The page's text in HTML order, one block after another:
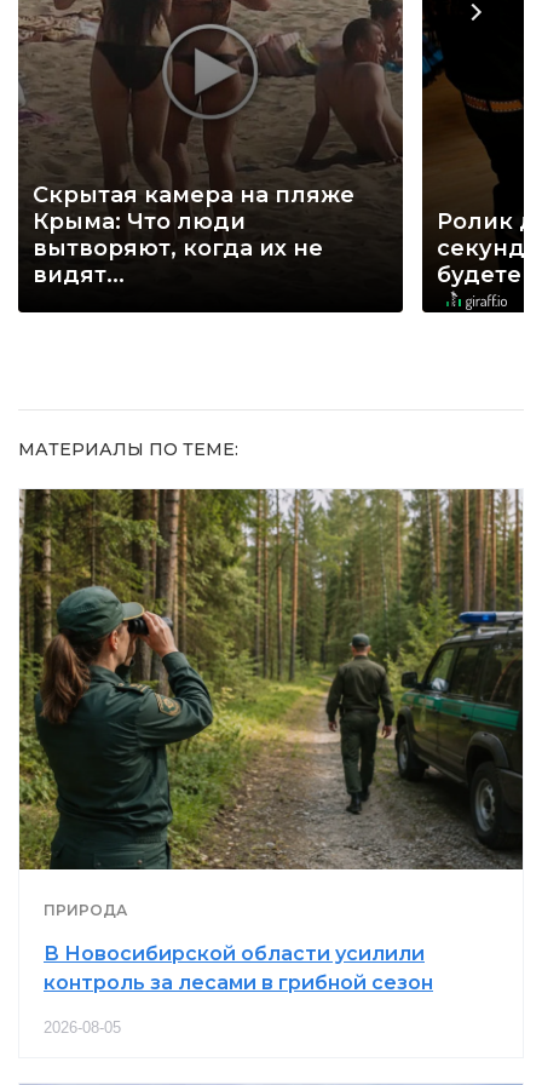
Скрытая камера на пляже
Крыма: Что люди
вытворяют, когда их не
видят...
Ролик
секунд,
будете
МАТЕРИАЛЫ ПО ТЕМЕ:
ПРИРОДА
В Новосибирской области усилили
контроль за лесами в грибной сезон
2026-08-05